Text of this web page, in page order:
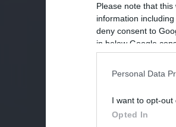
Please note that
information
deny consent to
in below Google
Personal Data
I want to opt-out
Opted In